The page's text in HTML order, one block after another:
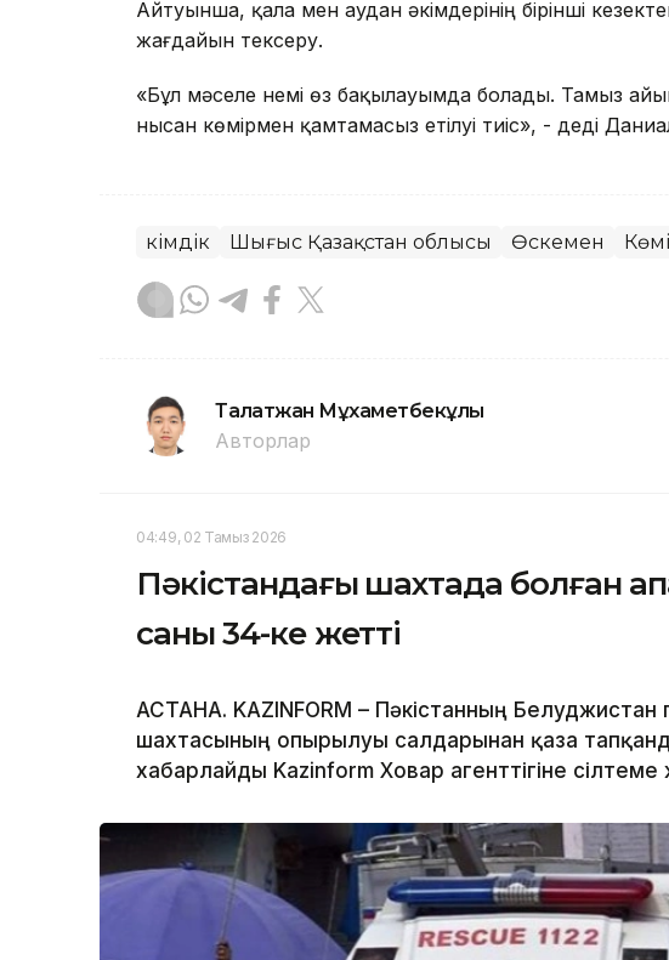
Айтуынша, қала мен аудан әкімдерінің бірінші
жағдайын тексеру.
«Бұл мәселе үнемі өз бақылауымда болады. Тамыз
нысан көмірмен қамтамасыз етілуі тиіс», - деді
Әкімдік Шығыс Қазақстан облысы Өскемен
Талғатжан Мұхаметбекұлы
Авторлар
04:49, 02 Тамыз 2026
Пәкістандағы шахтада болған
саны 34-ке жетті
АСТАНА. KAZINFORM – Пәкістанның Белуджистан
шахтасының опырылуы салдарынан қаза
хабарлайды Kazinform Ховар агенттігіне сілтеме